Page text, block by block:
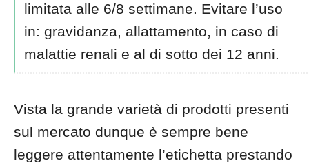
limitata alle 6/8 settimane. Evitare l’uso
in: gravidanza, allattamento, in caso di
malattie renali e al di sotto dei 12 anni.
Vista la grande varietà di prodotti presenti
sul mercato dunque è sempre bene
leggere attentamente l’etichetta prestando